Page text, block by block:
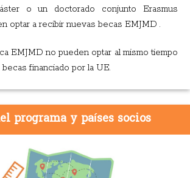
o un doctorado conjunto Erasmus
optar a recibir nuevas becas EMJMD .
EMJMD no pueden optar al mismo tiempo
financiado por la UE.
programa y países socios